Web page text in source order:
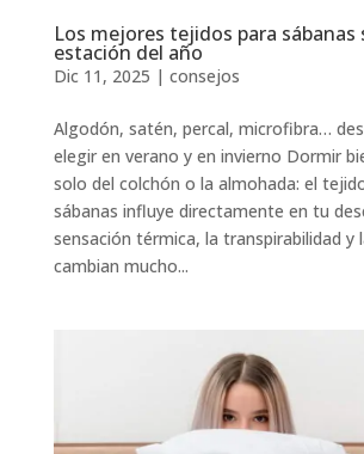
Los mejores tejidos para sábanas
estación del año
Dic 11, 2025 | consejos
Algodón, satén, percal, microfibra…
elegir en verano y en invierno Dormir
solo del colchón o la almohada: el
sábanas influye directamente en tu
sensación térmica, la transpirabilidad y
cambian mucho...